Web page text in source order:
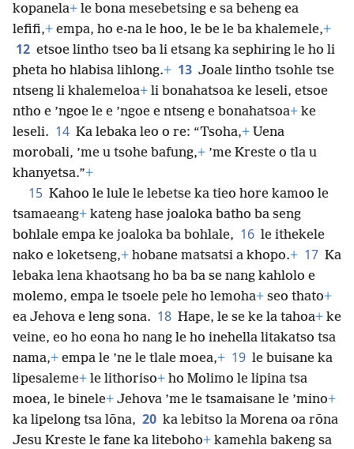
kopanela+ le bona mesebetsing e sa beheng ea
lefifi,+ empa, ho e-na le hoo, le be le ba khalemele,+
12 etsoe lintho tseo ba li etsang ka sephiring le ho li
pheta ho hlabisa lihlong.+ 13 Joale lintho tsohle tse
ntseng li khalemeloa+ li bonahatsoa ke leseli, etsoe
ntho e ’ngoe le e ’ngoe e ntseng e bonahatsoa+ ke
leseli. 14 Ka lebaka leo o re: “Tsoha,+ Uena
morobali, ’me u tsohe bafung,+ ’me Kreste o tla u
khanyetsa.”+
15 Kahoo le lule le lebetse ka tieo hore kamoo le
tsamaeang+ kateng hase joaloka batho ba seng
bohlale empa ke joaloka ba bohlale, 16 le ithekele
nako e loketseng,+ hobane matsatsi a khopo.+ 17 Ka
lebaka lena khaotsang ho ba ba se nang kahlolo e
molemo, empa le tsoele pele ho lemoha+ seo thato+
ea Jehova e leng sona. 18 Hape, le se ke la tahoa+ ke
veine, eo ho eona ho nang le ho inehella litakatso tsa
nama,+ empa le ’ne le tlale moea,+ 19 le buisane ka
lipesaleme+ le lithoriso+ ho Molimo le lipina tsa
moea, le binele+ Jehova ’me le tsamaisane le ’mino+
ka lipelong tsa lōna, 20 ka lebitso la Morena oa rōna
Jesu Kreste le fane ka liteboho+ kamehla bakeng sa